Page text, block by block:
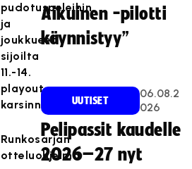
pudotuspeleihin
ja
joukkueet
sijoilta
11.-14.
playout-
karsinnoissa.
Runkosarjan
otteluohjelma
Aikuinen -pilotti
käynnistyy”
UUTISET
06.08.2
026
Pelipassit kaudelle
2026–27 nyt